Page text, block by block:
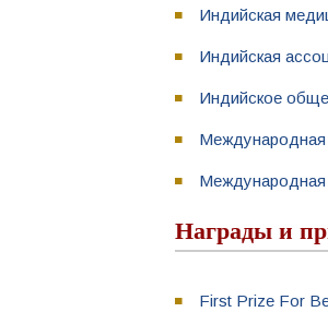
Индийская
Индийская
Индийское
Международная
Международная
Награды и
First Prize For